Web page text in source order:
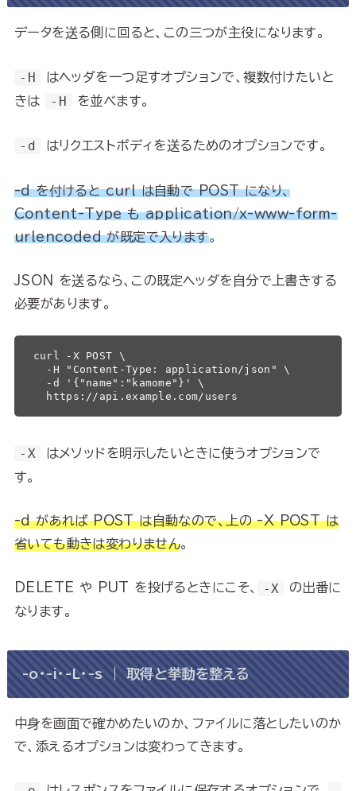
データを送る側に回ると、この三つが主役になります。
-H
はヘッダを一つ足すオプションで、複数付けたいと
きは
-H を並べます。
-d はリクエストボディを送るためのオプションです。
-d を付けると curl は自動で POST になり、
Content-Type も application/x-www-form-
urlencoded が既定で入ります。
JSON を送るなら、この既定ヘッダを自分で上書きする
必要があります。
curl -X POST \
  https://api.example.com/users
-X
はメソッドを明示したいときに使うオプションで
す。
-d があれば POST は自動なので、上の -X POST は
省いても動きは変わりません。
DELETE や PUT を投げるときにこそ、 -X
の出番に
なります。
-o・-i・-L・-s ｜ 取得と挙動を整える
中身を画面で確かめたいのか、ファイルに落としたいのか
で、添えるオプションは変わってきます。